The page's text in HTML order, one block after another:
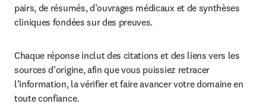
pairs, de résumés, d’ouvrages médicaux et de synthèses
cliniques fondées sur des preuves.
Chaque réponse inclut des citations et des liens vers les
sources d’origine, afin que vous puissiez retracer
l’information, la vérifier et faire avancer votre domaine en
toute confiance.